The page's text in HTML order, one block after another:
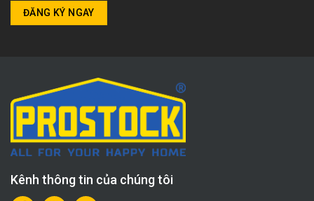
Kênh thông tin của chúng tôi